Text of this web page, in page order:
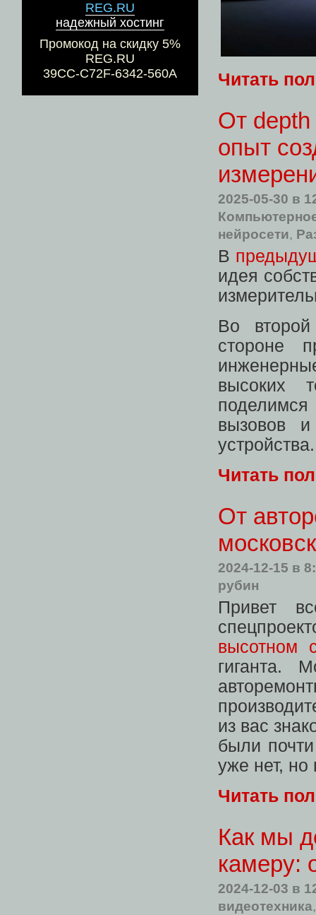
REG.RU
надежный хостинг
Промокод на скидку 5%
REG.RU
39CC-C72F-6342-560A
Читать
От depth
опыт
2025-05-30 в
нейросети,
В
идея
Во
стороне
высоких
вызовов
устройства.
Читать
От
2024-12-15 в
рубин
Привет
высотном
гиганта.
из вас
были
уже нет,
Читать
Как мы
камеру:
2024-12-03 в
видеотехника